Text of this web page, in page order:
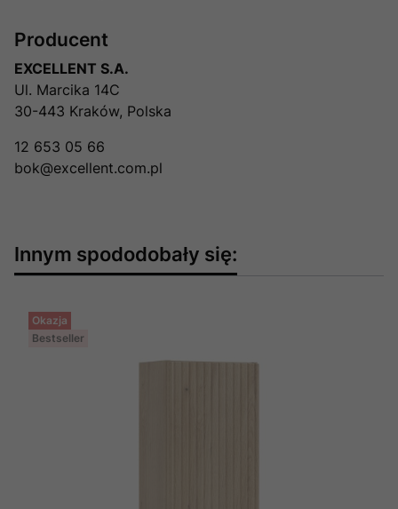
Producent
EXCELLENT S.A.
Ul. Marcika 14C
30-443 Kraków, Polska
12 653 05 66
bok@excellent.com.pl
Innym spododobały się:
Okazja
Bestseller